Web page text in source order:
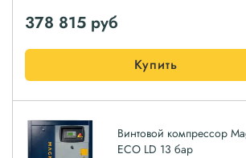
378 815 руб
Купить
Винтовой компрессор
ЕСО LD 13 бар